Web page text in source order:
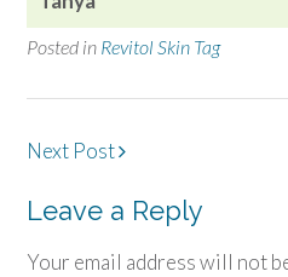
Posted in Revitol Skin Tag
Post
Next Post
Leave a Reply
Your email address will not